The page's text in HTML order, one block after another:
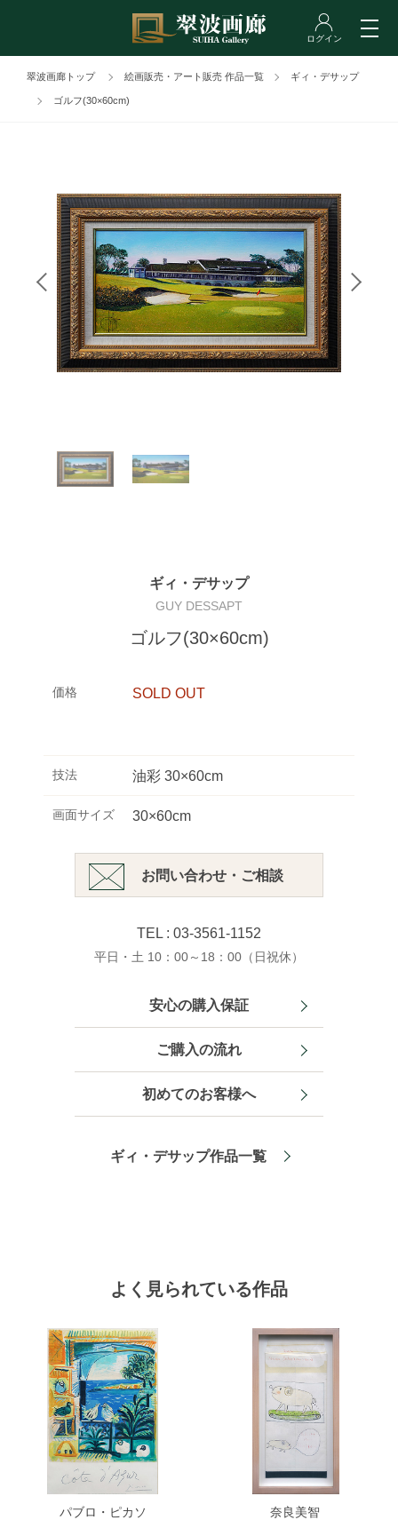
翠波画廊トップ 絵画販売・アート販売 作品一覧 ギィ・デサップ
ゴルフ(30×60cm)
ギィ・デサップ
GUY DESSAPT
ゴルフ(30×60cm)
価格 SOLD OUT
技法 油彩 30×60cm
画面サイズ 30×60cm
お問い合わせ・ご相談
TEL : 03-3561-1152
平日・土 10：00～18：00（日祝休）
安心の購入保証
ご購入の流れ
初めてのお客様へ
ギィ・デサップ作品一覧
よく見られている作品
パブロ・ピカソ 奈良美智